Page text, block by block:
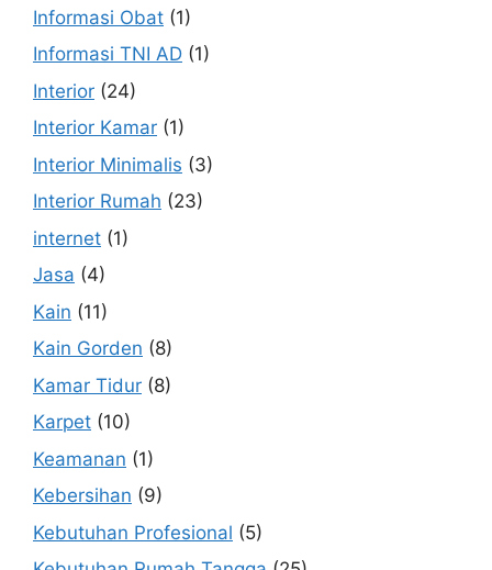
Informasi Obat (1)
Informasi TNI AD (1)
Interior (24)
Interior Kamar (1)
Interior Minimalis (3)
Interior Rumah (23)
internet (1)
Jasa (4)
Kain (11)
Kain Gorden (8)
Kamar Tidur (8)
Karpet (10)
Keamanan (1)
Kebersihan (9)
Kebutuhan Profesional (5)